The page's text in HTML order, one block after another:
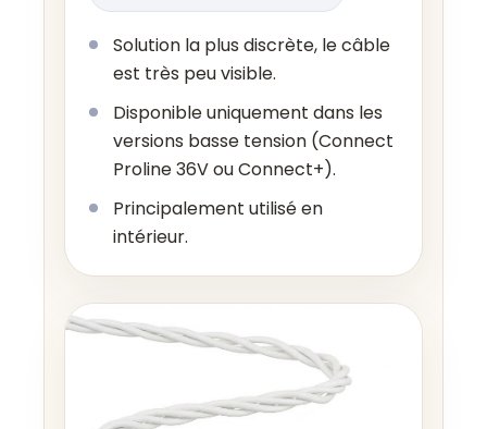
Solution la plus discrète, le câble
est très peu visible.
Disponible uniquement dans les
versions basse tension (Connect
Proline 36V ou Connect+).
Principalement utilisé en
intérieur.